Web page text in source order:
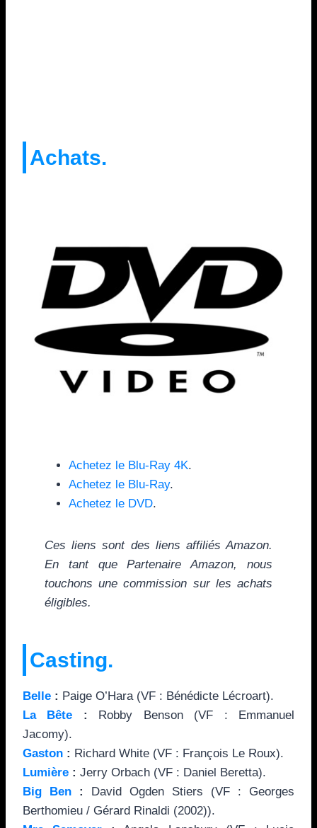
Achats.
Achetez le Blu-Ray 4K.
Achetez le Blu-Ray.
Achetez le DVD.
Ces liens sont des liens affiliés Amazon.
En tant que Partenaire Amazon, nous
touchons une commission sur les achats
éligibles.
Casting.
Belle : Paige O’Hara (VF : Bénédicte Lécroart).
La Bête : Robby Benson (VF : Emmanuel
Jacomy).
Gaston : Richard White (VF : François Le Roux).
Lumière : Jerry Orbach (VF : Daniel Beretta).
Big Ben :
David Ogden Stiers (VF : Georges
Berthomieu / Gérard Rinaldi (2002)).